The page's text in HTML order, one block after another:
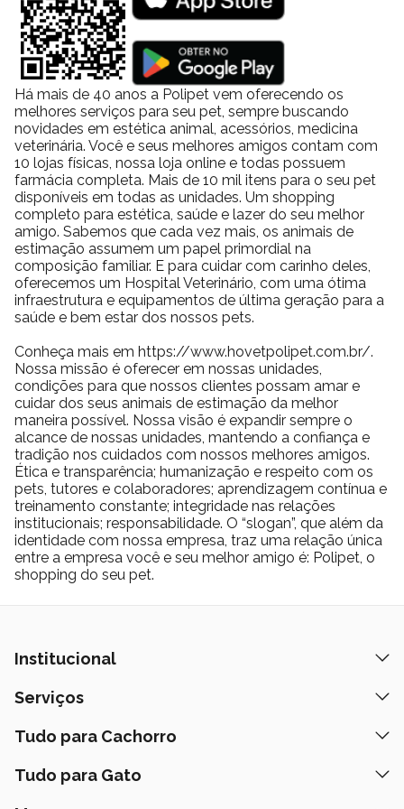
O alimento também é enriquecido com Vitamina A dez mil UI,
Vitamina D3 mil UI, Vitamina E cinquenta UI, Vitamina K3 zero
vírgula vinte miligrama, Vitamina B1 cinco miligramas, Vitamina
B2 quatro miligramas, Vitamina B5 seis vírgula oitenta e cinco
miligramas, Vitamina B6 três vírgula cinquenta miligramas,
Vitamina B12 vinte e três microgramas, Niacina trinta e sete
vírgula cinquenta miligramas, Ácido Fólico zero vírgula oitenta e
cinco miligrama e Biotina zero vírgula zero sete miligrama.
Minerais como Ferro oitenta miligramas, Zinco noventa e seis
vírgula cinquenta miligramas, Selênio zero vírgula quarenta e seis
miligrama e Iodo zero vírgula setenta e cinco miligrama
completam o perfil nutricional.
Quantidade diária recomendada
A recomendação varia conforme peso corporal e condição física.
Para gatos entre três e quatro quilogramas, a indicação é de
a setenta e cinco gramas para peso ideal. Já para animais entre
seis e sete quilogramas, recomenda-se setenta e cinco a oitenta
e cinco gramas para sobrepeso e noventa e cinco a cento e dez
gramas para peso ideal.
Esses valores devem ser ajustados conforme orientação
profissional e nível de atividade do animal.
FAQ – Perguntas Frequentes
Essa ração é indicada para gatos não castrados?
O foco da formulação é atender às necessidades de gatos
castrados, especialmente aqueles com tendência ao ganho de
peso.
Sim. Conta com L-carnitina mínima de duzentos miligramas por
Contribui para saúde intestinal?
Sim. Contém mananoligossacarídeos, frutooligossacarídeos e
inulina que auxiliam no equilíbrio da microbiota.
Pode ser oferecida para mais de um gato na mesma casa?
Há mais de 40 anos a Polipet vem oferecendo os
melhores serviços para seu pet, sempre buscando
novidades em estética animal, acessórios, medicina
veterinária. Você e seus melhores amigos contam com
10 lojas físicas, nossa loja online e todas possuem
farmácia completa. Mais de 10 mil itens para o seu pet
disponíveis em todas as unidades. Um shopping
completo para estética, saúde e lazer do seu melhor
amigo. Sabemos que cada vez mais, os animais de
estimação assumem um papel primordial na
composição familiar. E para cuidar com carinho deles,
oferecemos um Hospital Veterinário, com uma ótima
infraestrutura e equipamentos de última geração para a
saúde e bem estar dos nossos pets.
Conheça mais em https://www.hovetpolipet.com.br/.
Nossa missão é oferecer em nossas unidades,
condições para que nossos clientes possam amar e
cuidar dos seus animais de estimação da melhor
maneira possível. Nossa visão é expandir sempre o
alcance de nossas unidades, mantendo a confiança e
tradição nos cuidados com nossos melhores amigos.
Ética e transparência; humanização e respeito com os
pets, tutores e colaboradores; aprendizagem contínua e
treinamento constante; integridade nas relações
institucionais; responsabilidade. O “slogan”, que além da
identidade com nossa empresa, traz uma relação única
entre a empresa você e seu melhor amigo é: Polipet, o
shopping do seu pet.
Institucional
Quem Somos
Prazos de Entrega
Fale Conosco
Serviços
Banho e Tosa
Peça pelo Delivery
Tudo para Cachorro
Ração
Tudo para Gato